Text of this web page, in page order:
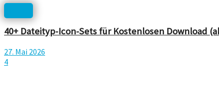
40+ Dateityp-Icon-Sets für Kostenlosen Download
27. Mai 2026
4